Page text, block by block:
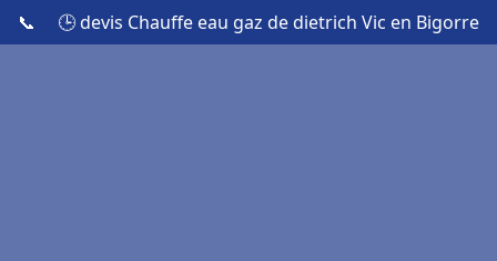
📞 🕒 devis Chauffe eau gaz de dietrich Vic en Bigorre